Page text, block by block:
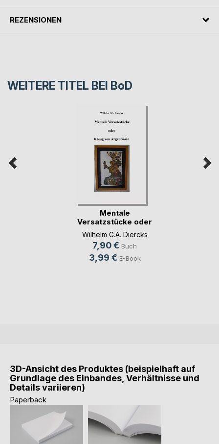
REZENSIONEN
WEITERE TITEL BEI BoD
Mentale
Versatzstücke oder
Der Kön(...)
Wilhelm G.A. Diercks
7,90 € Buch
3,99 € E-Book
3D-Ansicht des Produktes (beispielhaft auf
Grundlage des Einbandes, Verhältnisse und
Details variieren)
Paperback